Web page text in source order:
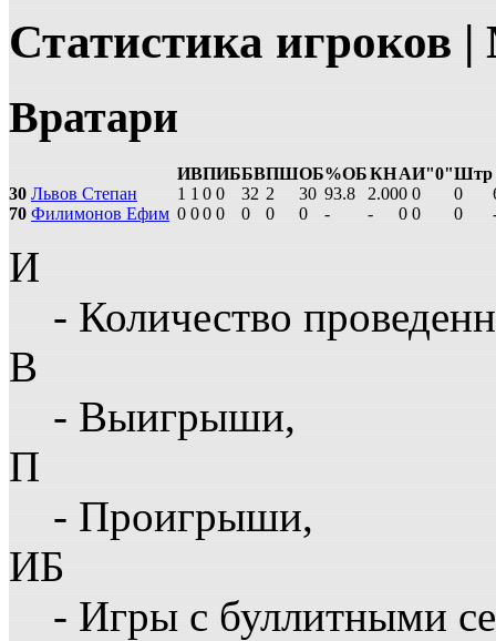
Статистика игроков
Вратари
ИВПИББВПШОБ%ОБКНАИ"0"Штр
30 Львов Степан 1 1 0 0 32 2 30 93.8 2.000 0 0
70 Филимонов Ефим 0 00 0 0 0 0 - - 0 0 0
И
- Количество
В
- Выигрыши,
П
- Проигрыши,
ИБ
- Игры с буллитными